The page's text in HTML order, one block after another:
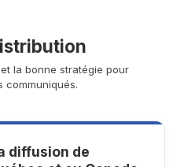
la bonne stratégie pour
communiqués.
diffusion de